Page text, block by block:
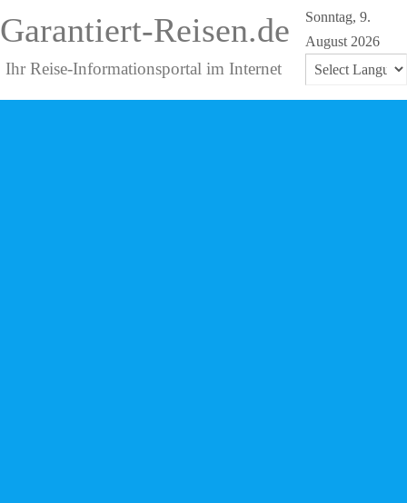
Garantiert-Reisen.de
Ihr Reise-Informationsportal im Internet
Sonntag, 9.
August 2026
Powered by